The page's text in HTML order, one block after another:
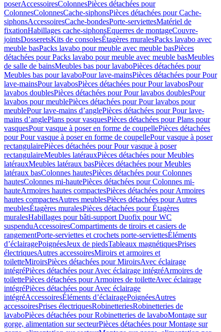
poserAccessoiresColonnesPièces détachées pour
ColonnesColonnesCache-siphonsPièces détachées pour Cache-
siphonsAccessoiresCache-bondesPorte-serviettesMatériel de
fixationHabillages cache-siphonsEquerres de montageCouvre-
jointsDosseretsKits de consolesÉtagères muralesPacks lavabo avec
meuble basPacks lavabo pour meuble avec meuble basPièces
détachées pour Packs lavabo pour meuble avec meuble basMeubles
de salle de bainsMeubles bas pour lavaboPièces détachées pour
Meubles bas pour lavaboPour lave-mainsPièces détachées pour Pour
lave-mainsPour lavabosPièces détachées pour Pour lavabosPour
lavabos doublesPièces détachées pour Pour lavabos doublesPour
lavabos pour meublePièces détachées pour Pour lavabos pour
meublePour lave-mains d’anglePièces détachées pour Pour lave-
mains d’anglePlans pour vasquesPièces détachées pour Plans pour
vasquesPour vasque à poser en forme de coupellePièces détachées
pour Pour vasque à poser en forme de coupellePour vasque à poser
rectangulairePièces détachées pour Pour vasque à poser
rectangulaireMeubles latérauxPièces détachées pour Meubles
latérauxMeubles latéraux basPièces détachées pour Meubles
latéraux basColonnes hautesPièces détachées pour Colonnes
hautesColonnes mi-hautePièces détachées pour Colonnes mi-
hauteArmoires hautes compactesPièces détachées pour Armoires
hautes compactesAutres meublesPièces détachées pour Autres
meublesÉtagères muralesPièces détachées pour Étagères
muralesHabillages pour bâti-support Duofix pour WC
suspenduAccessoiresCompartiments de tiroirs et casiers de
rangementPorte-serviettes et crochets porte-serviettesÉléments
d’éclairagePoignéesJeux de piedsTableaux magnétiquesPrises
électriquesAutres accessoiresMiroirs et armoires et
toiletteMiroirsPièces détachées pour MiroirsAvec éclairage
intégréPièces détachées pour Avec éclairage intégréArmoires de
toilettePièces détachées pour Armoires de toiletteAvec éclairage
intégréPièces détachées pour Avec éclairage
intégréAccessoiresÉléments d’éclairagePoignéesAutres
accessoiresPrises électriquesRobinetteriesRobinetteries de
lavaboPièces détachées pour Robinetteries de lavaboMontage sur
gorge, alimentation sur secteurPièces détachées pour Montage sur